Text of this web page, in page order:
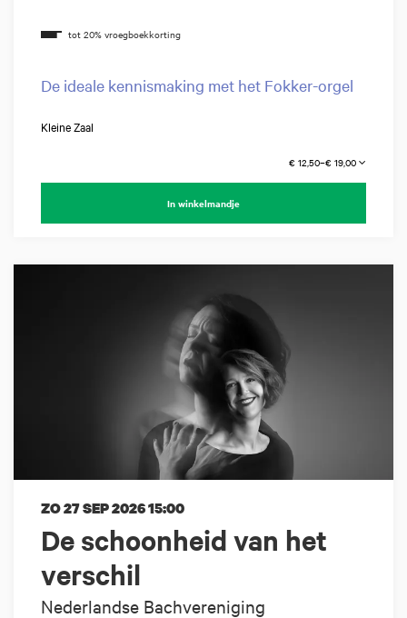
De ideale kennismaking met het Fokker-orgel
Kleine Zaal
€ 12,50–€ 19,00
In winkelmandje
De schoonheid van het
verschil
Nederlandse Bachvereniging
ZO 27 SEP 202615:00